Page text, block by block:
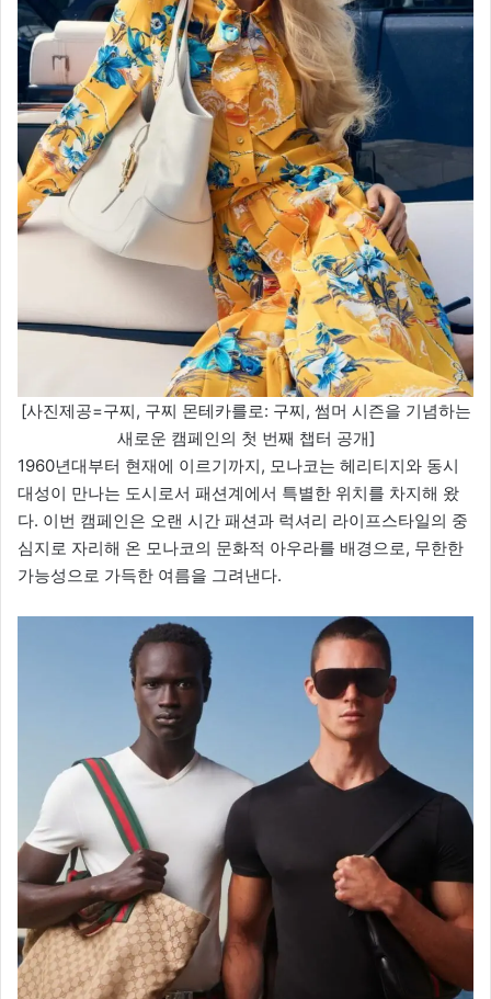
[사진제공=구찌, 구찌 몬테카를로: 구찌, 썸머 시즌을 기념하는
새로운 캠페인의 첫 번째 챕터 공개]
1960년대부터 현재에 이르기까지, 모나코는 헤리티지와 동시
대성이 만나는 도시로서 패션계에서 특별한 위치를 차지해 왔
다. 이번 캠페인은 오랜 시간 패션과 럭셔리 라이프스타일의 중
심지로 자리해 온 모나코의 문화적 아우라를 배경으로, 무한한
가능성으로 가득한 여름을 그려낸다.